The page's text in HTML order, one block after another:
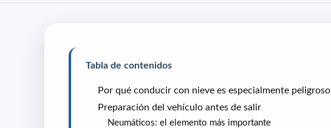
Tabla de contenidos
Por qué conducir con nieve es especialmente peligroso
Preparación del vehículo antes de salir
Neumáticos: el elemento más importante